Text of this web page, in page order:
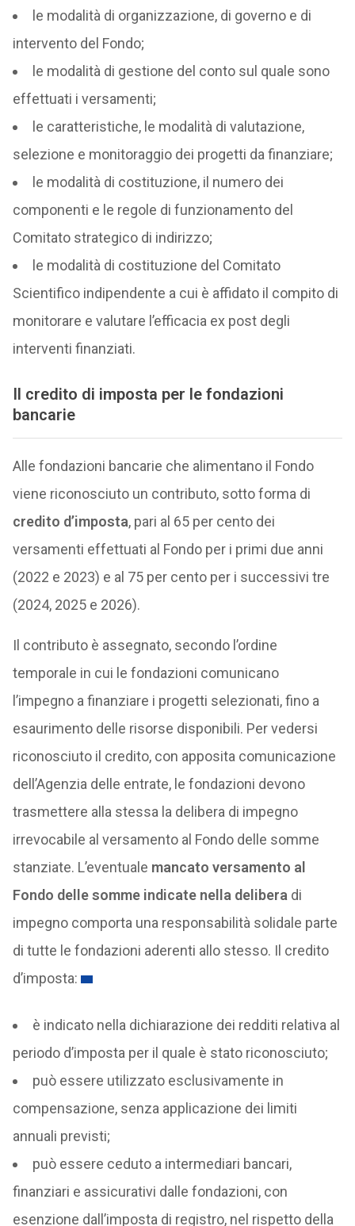
le modalità di organizzazione, di governo e di
intervento del Fondo;
le modalità di gestione del conto sul quale sono
effettuati i versamenti;
le caratteristiche, le modalità di valutazione,
selezione e monitoraggio dei progetti da finanziare;
le modalità di costituzione, il numero dei
componenti e le regole di funzionamento del
Comitato strategico di indirizzo;
le modalità di costituzione del Comitato
Scientifico indipendente a cui è affidato il compito di
monitorare e valutare l’efficacia ex post degli
interventi finanziati.
Il credito di imposta per le fondazioni
bancarie
Alle fondazioni bancarie che alimentano il Fondo
viene riconosciuto un contributo, sotto forma di
credito d’imposta, pari al 65 per cento dei
versamenti effettuati al Fondo per i primi due anni
(2022 e 2023) e al 75 per cento per i successivi tre
(2024, 2025 e 2026).
Il contributo è assegnato, secondo l’ordine
temporale in cui le fondazioni comunicano
l’impegno a finanziare i progetti selezionati, fino a
esaurimento delle risorse disponibili. Per vedersi
riconosciuto il credito, con apposita comunicazione
dell’Agenzia delle entrate, le fondazioni devono
trasmettere alla stessa la delibera di impegno
irrevocabile al versamento al Fondo delle somme
stanziate. L’eventuale mancato versamento al
Fondo delle somme indicate nella delibera di
impegno comporta una responsabilità solidale parte
di tutte le fondazioni aderenti allo stesso. Il credito
d’imposta:
è indicato nella dichiarazione dei redditi relativa al
periodo d’imposta per il quale è stato riconosciuto;
può essere utilizzato esclusivamente in
compensazione, senza applicazione dei limiti
annuali previsti;
può essere ceduto a intermediari bancari,
finanziari e assicurativi dalle fondazioni, con
esenzione dall’imposta di registro, nel rispetto della